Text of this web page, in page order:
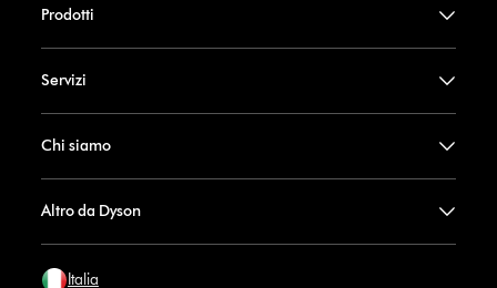
Prodotti
Servizi
Chi siamo
Altro da Dyson
Italia